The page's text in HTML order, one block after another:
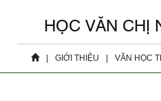
HỌC VĂN CHỊ
GIỚI THIỆU VĂN HỌC